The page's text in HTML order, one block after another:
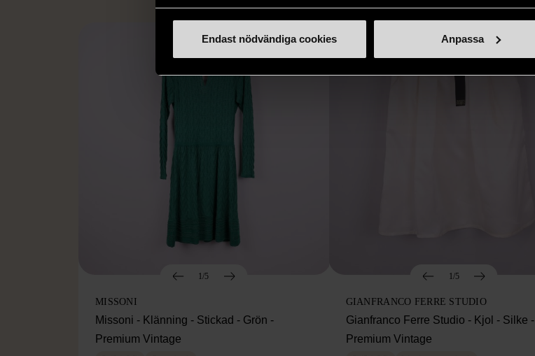
Endast nödvändiga cookies Anpassa
1/5
MISSONI
Missoni - Klänning - Stickad - Grön -
Premium Vintage
1/5
GIANFRANCO FERRE STUDIO
Gianfranco Ferre Studio - Kjol - Silke -
Premium Vintage